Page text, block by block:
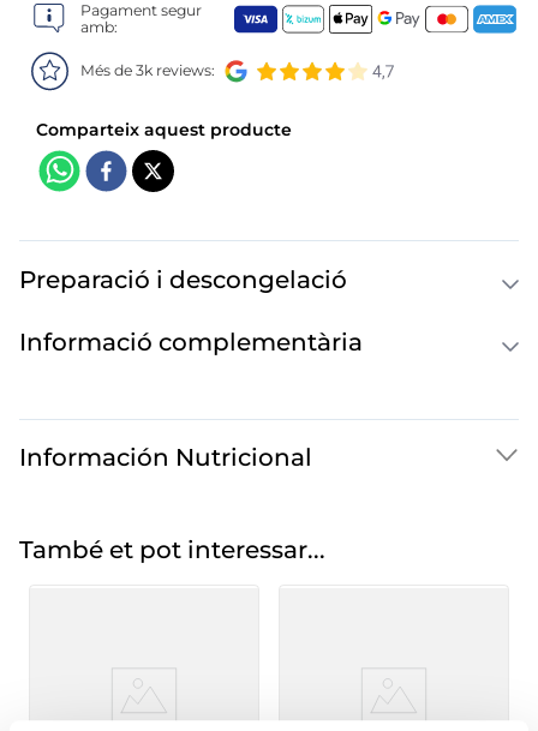
Pagament segur
amb:
Més de 3k reviews:
Preparació i descongelació
Informació complementària
Información Nutricional
També et pot interessar...